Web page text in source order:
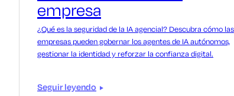
empresa
¿Qué es la seguridad de la IA agencial? Descubra cómo las
empresas pueden gobernar los agentes de IA autónomos,
gestionar la identidad y reforzar la confianza digital.
Seguir leyendo